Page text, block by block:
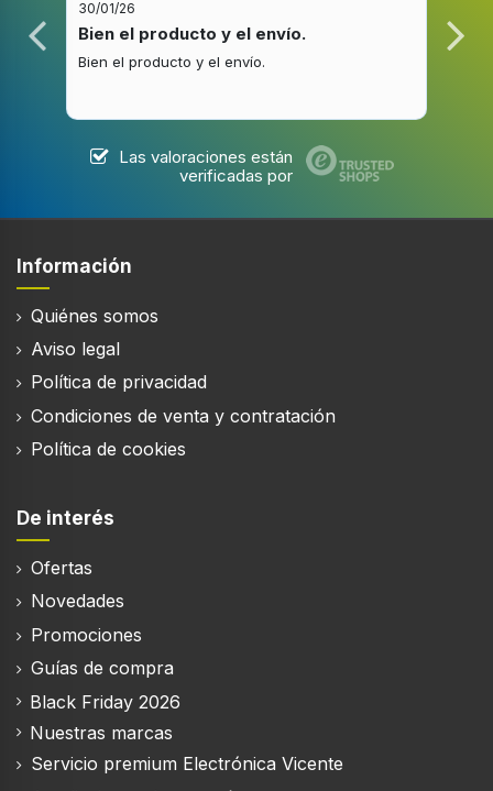
Diseño
Tipo
Acero inoxidable
Tocar
Pantalla incorporada
Filtración
Tipo de filtro de grasa
Metal
3 pieza(s)
Alumbrado
Número de bombillas
30/01/26
Bien el producto y el envío.
Bien el producto y el envío.
Las valoraciones están
verificadas por
Información
Quiénes somos
Aviso legal
Política de privacidad
Condiciones de venta y contratación
Política de cookies
De interés
Ofertas
Novedades
Promociones
Guías de compra
Black Friday 2026
Nuestras marcas
Servicio premium Electrónica Vicente